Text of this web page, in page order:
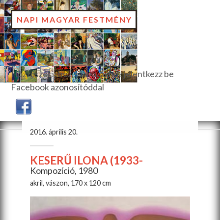
NAPI MAGYAR FESTMÉNY
Hozzászóláshoz, szavazáshoz jelentkezz be
Facebook azonosítóddal
2016. április 20.
KESERŰ ILONA (1933-
Kompozíció, 1980
akril, vászon, 170 x 120 cm